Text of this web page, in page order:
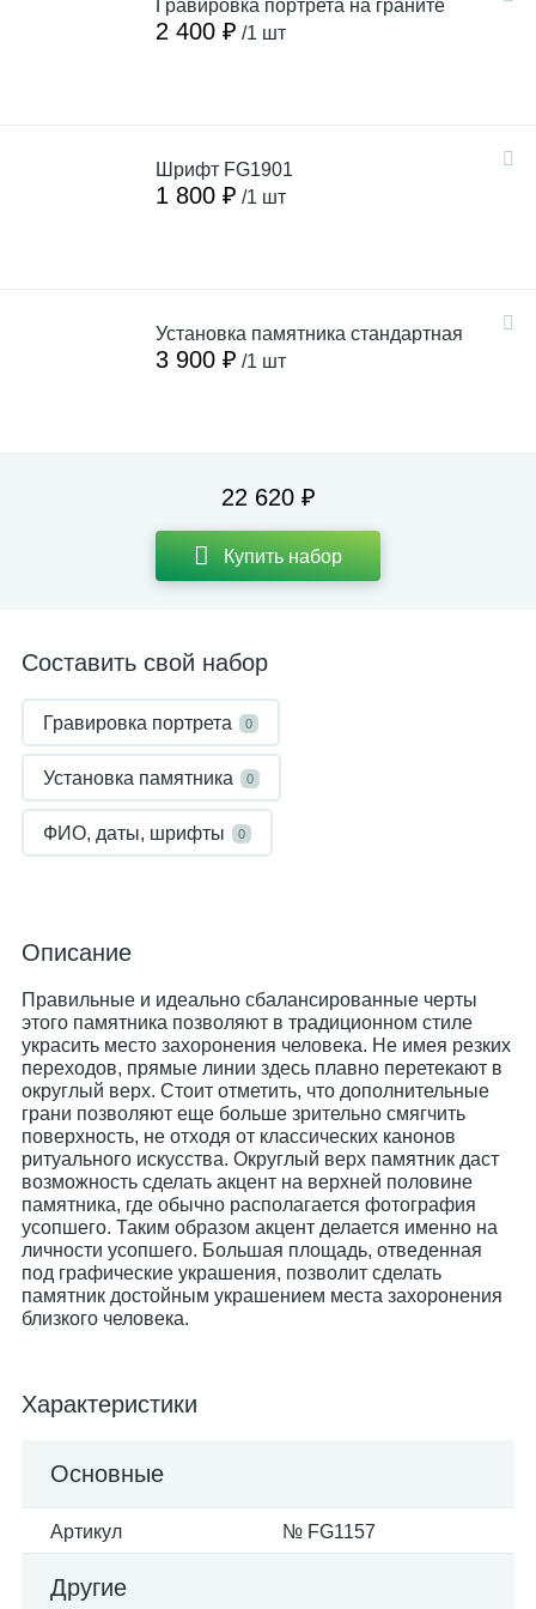
Гравировка портрета на граните
2 400 ₽ /1 шт
Шрифт FG1901
1 800 ₽ /1 шт
Установка памятника стандартная
3 900 ₽ /1 шт
22 620 ₽
Купить набор
Составить свой набор
Гравировка портрета 0
Установка памятника 0
ФИО, даты, шрифты 0
Описание
Правильные и идеально сбалансированные черты
этого памятника позволяют в традиционном стиле
украсить место захоронения человека. Не имея резких
переходов, прямые линии здесь плавно перетекают в
округлый верх. Стоит отметить, что дополнительные
грани позволяют еще больше зрительно смягчить
поверхность, не отходя от классических канонов
ритуального искусства. Округлый верх памятник даст
возможность сделать акцент на верхней половине
памятника, где обычно располагается фотография
усопшего. Таким образом акцент делается именно на
личности усопшего. Большая площадь, отведенная
под графические украшения, позволит сделать
памятник достойным украшением места захоронения
близкого человека.
Характеристики
Основные
Артикул № FG1157
Другие